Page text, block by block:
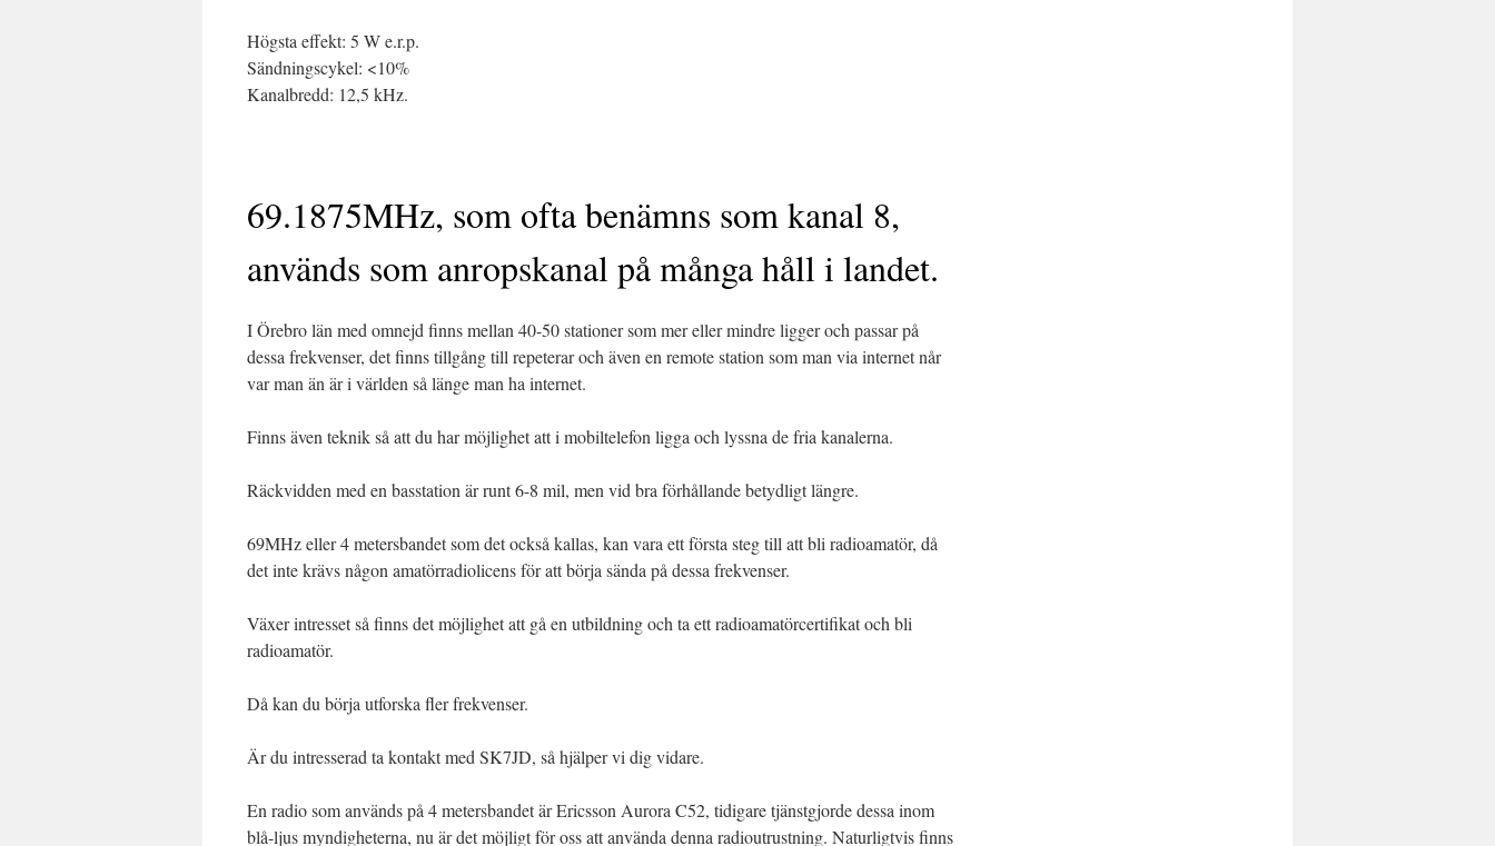
Högsta effekt: 5 W e.r.p.
Sändningscykel: <10%
Kanalbredd: 12,5 kHz.
69.1875MHz, som ofta benämns som kanal 8,
används som anropskanal på många håll i landet.
I Örebro län med omnejd finns mellan 40-50 stationer som mer eller mindre ligger och passar på
dessa frekvenser, det finns tillgång till repeterar och även en remote station som man via internet når
var man än är i världen så länge man ha internet.
Finns även teknik så att du har möjlighet att i mobiltelefon ligga och lyssna de fria kanalerna.
Räckvidden med en basstation är runt 6-8 mil, men vid bra förhållande betydligt längre.
69MHz eller 4 metersbandet som det också kallas, kan vara ett första steg till att bli radioamatör, då
det inte krävs någon amatörradiolicens för att börja sända på dessa frekvenser.
Växer intresset så finns det möjlighet att gå en utbildning och ta ett radioamatörcertifikat och bli
radioamatör.
Då kan du börja utforska fler frekvenser.
Är du intresserad ta kontakt med SK7JD, så hjälper vi dig vidare.
En radio som används på 4 metersbandet är Ericsson Aurora C52, tidigare tjänstgjorde dessa inom
blå-ljus myndigheterna, nu är det möjligt för oss att använda denna radioutrustning. Naturligtvis finns